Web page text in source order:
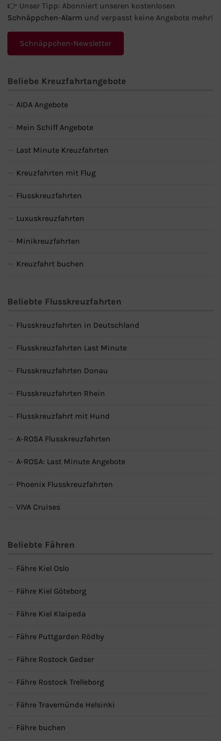
👉 Unser Tipp: Abonniert unseren kostenlosen
Schnäppchen-Alarm und verpasst keine Angebote mehr!
Schnäppchen-Newsletter
Beliebe Kreuzfahrtangebote
AIDA Angebote
Mein Schiff Angebote
Last Minute Kreuzfahrten
Kreuzfahrten mit Flug
Flusskreuzfahrten
Luxuskreuzfahrten
Minikreuzfahrten
Kreuzfahrt buchen
Beliebte Flusskreuzfahrten
Flusskreuzfahrten in Deutschland
Flusskreuzfahrten Last Minute
Flusskreuzfahrten Donau
Flusskreuzfahrten Rhein
Flusskreuzfahrt mit Hund
A-ROSA Flusskreuzfahrten
A-ROSA: Last Minute Angebote
Phoenix Flusskreuzfahrten
VIVA Cruises
Beliebte Fähren
Fähre Kiel Oslo
Fähre Kiel Göteborg
Fähre Kiel Klaipeda
Fähre Puttgarden Rödby
Fähre Rostock Gedser
Fähre Rostock Trelleborg
Fähre Travemünde Helsinki
Fähre buchen